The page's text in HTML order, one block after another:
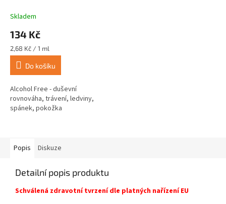
Skladem
134 Kč
Měrná
cena:
2,68 Kč / 1 ml
Do košíku
Alcohol Free - duševní
rovnováha, trávení, ledviny,
spánek, pokožka
Popis Diskuze
Detailní popis produktu
Schválená zdravotní tvrzení dle platných nařízení EU